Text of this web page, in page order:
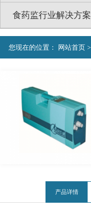
您现在的位置： 网站首页 >
产品详情
食药监行业解决方案